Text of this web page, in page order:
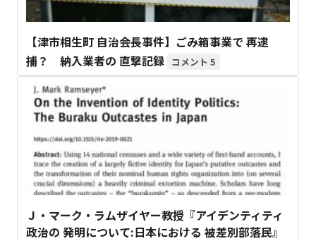
【津市相生町 自治会長事件】ごみ箱事業で 再逮
捕？ 納入業者の 直撃記録
5
Ｊ・マーク・ラムザイヤー教授『アイデンティティ
政治の 発明について:日本における 被差別部落民』